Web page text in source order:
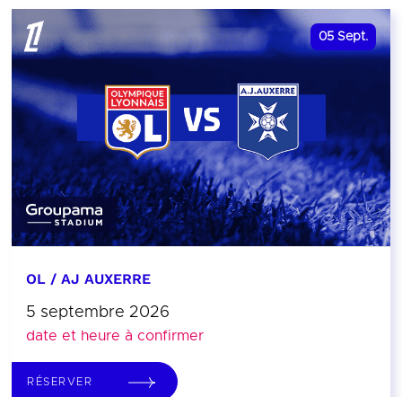
05 Sept.
OL / AJ AUXERRE
5 septembre 2026
date et heure à confirmer
RÉSERVER